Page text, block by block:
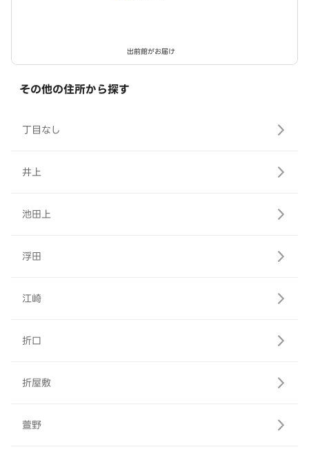
出前館がお届け
その他の住所から探す
丁目なし
井上
池田上
浮田
江崎
折口
折屋敷
萱野